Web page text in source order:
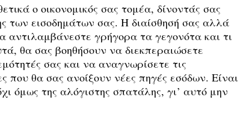
ο οικονομικός σας τομέα, δίνοντάς σας
των εισοδημάτων σας. Η διαίσθησή σας αλλά
αντιλαμβάνεστε γρήγορα τα γεγονότα και τι
θα σας βοηθήσουν να διεκπεραιώσετε
σας και να αναγνωρίσετε τις
που θα σας ανοίξουν νέες πηγές εσόδων. Είναι
όμως της αλόγιστης σπατάλης, γι’ αυτό μην